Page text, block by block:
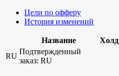
Цели по офферу
История изменений
Название Холд
RU
Подтвержденный
заказ: RU